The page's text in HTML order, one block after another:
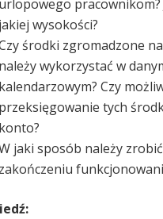
urlopowego pracownikom?
jakiej wysokości?
środki zgromadzone na
należy wykorzystać w
kalendarzowym? Czy
przeksięgowanie tych
konto?
jaki sposób należy
zakończeniu